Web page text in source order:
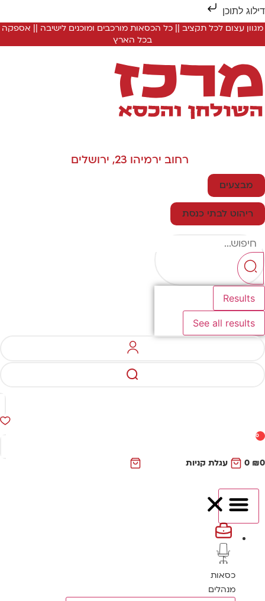
לתוכן
מגוון עצום לכל תקציב || כל הכסאות מורכבים ומוכנים לישיבה || אספקה
בכל הארץ
רחוב ירמיהו 23, ירושלים
מבצעים
ריהוט לבתי כנסת
Results
See all results
0
₪
0 עגלת קניות
כסאות
מנהלים